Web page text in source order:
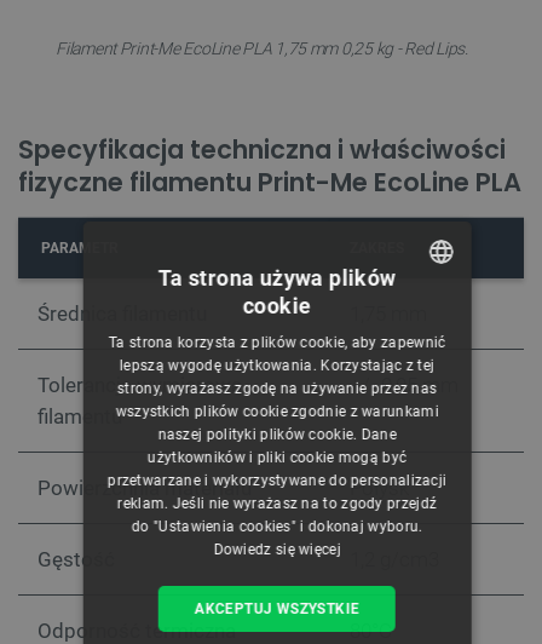
Filament Print-Me EcoLine PLA 1,75 mm 0,25 kg - Red Lips.
Specyfikacja techniczna i właściwości
fizyczne filamentu Print-Me EcoLine PLA
PARAMETR
Średnica filamentu
Tolerancja wymiarowa
filamentu
+/- 0,05 mm
Powierzchnia materiału Połysk
Gęstość
Odporność termiczna 80°C
CZECH
ENGLISH
GERMAN
Ta strona używa plików
cookie
Ta strona korzysta z plików cookie, aby zapewnić
lepszą wygodę użytkowania. Korzystając z tej
strony, wyrażasz zgodę na używanie przez nas
wszystkich plików cookie zgodnie z warunkami
naszej polityki plików cookie. Dane
użytkowników i pliki cookie mogą być
przetwarzane i wykorzystywane do personalizacji
reklam. Jeśli nie wyrażasz na to zgody przejdź
do "Ustawienia cookies" i dokonaj wyboru.
Dowiedz się więcej
AKCEPTUJ WSZYSTKIE